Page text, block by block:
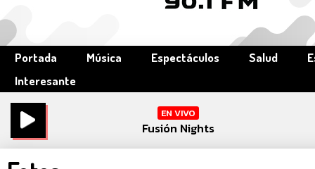
Portada Música Espectáculos Salud
Interesante
EN VIVO
Fusión Nights